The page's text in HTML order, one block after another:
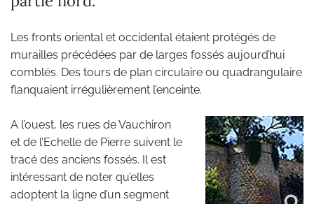
Les fronts oriental et occidental étaient protégés de
murailles précédées par de larges fossés aujourd’hui
comblés. Des tours de plan circulaire ou quadrangulaire
flanquaient irrégulièrement l’enceinte.
A l’ouest, les rues de Vauchiron
et de l’Echelle de Pierre suivent le
tracé des anciens fossés. Il est
intéressant de noter qu’elles
adoptent la ligne d’un segment